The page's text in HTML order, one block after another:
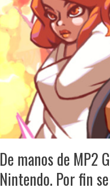
De manos de MP2
Nintendo. Por fin